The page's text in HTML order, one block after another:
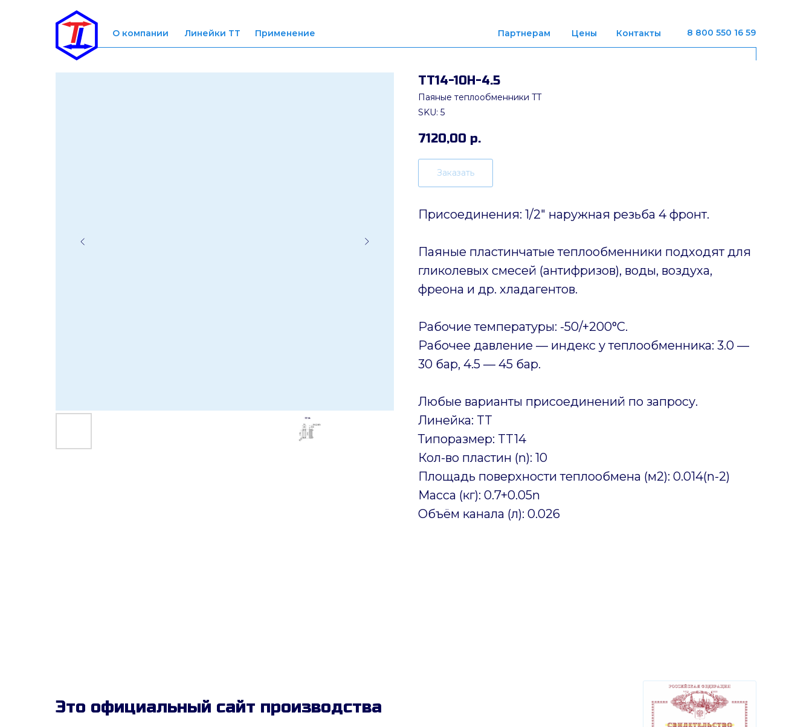
8 800 550 16 59
О компании Линейки ТТ Применение Партнерам Цены Контакты
ТТ14-10H-4.5
Паяные теплообменники TT
SKU: 5
7120,00 р.
Заказать
Присоединения: 1/2" наружная резьба 4 фронт.
Паяные пластинчатые теплообменники подходят для
гликолевых смесей (антифризов), воды, воздуха,
фреона и др. хладагентов.
Рабочие температуры: -50/+200°C.
Рабочее давление — индекс у теплообменника: 3.0 —
30 бар, 4.5 — 45 бар.
Любые варианты присоединений по запросу.
Линейка: TT
Типоразмер: TT14
Кол-во пластин (n): 10
Площадь поверхности теплообмена (м2): 0.014(n-2)
Масса (кг): 0.7+0.05n
Объём канала (л): 0.026
Это официальный сайт производства